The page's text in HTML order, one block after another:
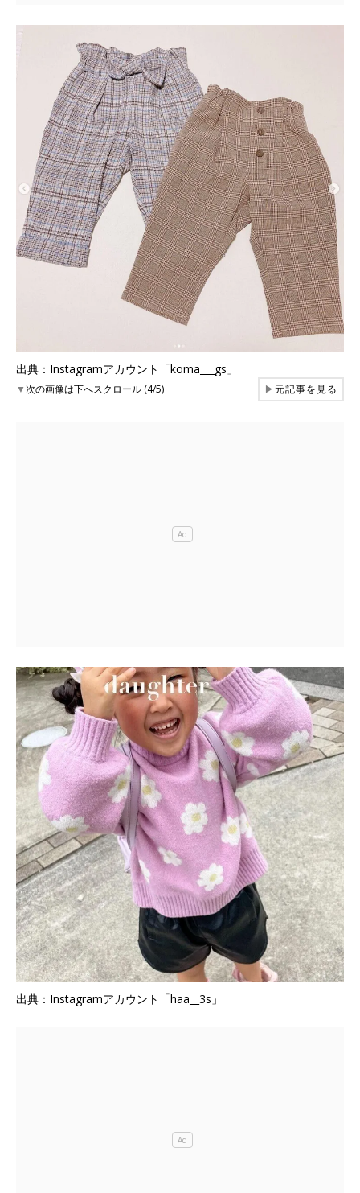
出典：Instagramアカウント「koma___gs」
▼次の画像は下へスクロール (4/5) ▶元記事を見る
出典：Instagramアカウント「haa__3s」